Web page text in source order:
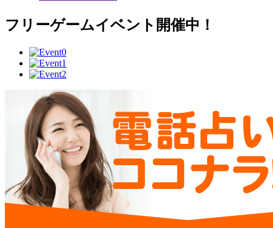
フリーゲームイベント開催中！